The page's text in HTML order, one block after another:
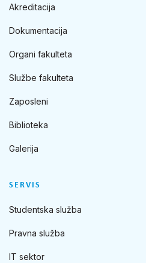
Akreditacija
Dokumentacija
Organi fakulteta
Službe fakulteta
Zaposleni
Biblioteka
Galerija
SERVIS
Studentska služba
Pravna služba
IT sektor